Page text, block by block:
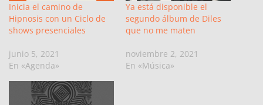
Inicia el camino de
Hipnosis con un Ciclo de
shows presenciales
junio 5, 2021
En «Agenda»
Ya está disponible el
segundo álbum de Diles
que no me maten
noviembre 2, 2021
En «Música»